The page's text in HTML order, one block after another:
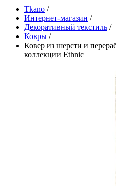
Tkano /
Интернет-магазин /
Декоративный текстиль /
Ковры /
Ковер из шерсти и
коллекции Ethnic